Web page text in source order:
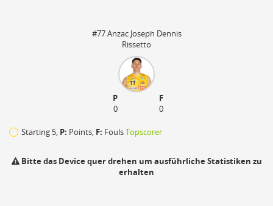
#77 Anzac Joseph Dennis
Rissetto
P
F
0
0
Starting 5, P: Points, F: FoulsTopscorer
Bitte das Device quer drehen um ausführliche Statistiken zu
erhalten